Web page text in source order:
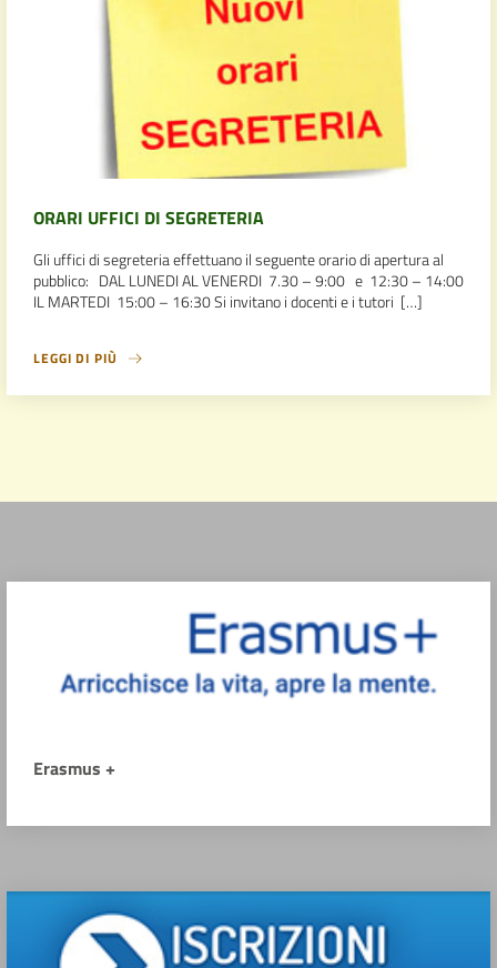
ORARI UFFICI DI SEGRETERIA
Gli uffici di segreteria effettuano il seguente orario di apertura al
pubblico: DAL LUNEDI AL VENERDI 7.30 – 9:00 e 12:30 – 14:00
IL MARTEDI 15:00 – 16:30 Si invitano i docenti e i tutori […]
LEGGI DI PIÙ
Erasmus +